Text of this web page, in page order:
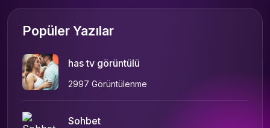
Popüler Yazılar
has tv görüntülü
2997 Görüntülenme
Sohbet